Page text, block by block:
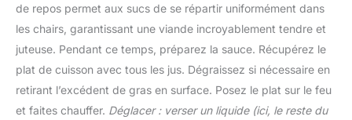
de repos permet aux sucs de se répartir uniformément dans
les chairs, garantissant une viande incroyablement tendre et
juteuse. Pendant ce temps, préparez la sauce. Récupérez le
plat de cuisson avec tous les jus. Dégraissez si nécessaire en
retirant l’excédent de gras en surface. Posez le plat sur le feu
et faites chauffer. Déglacer : verser un liquide (ici, le reste du